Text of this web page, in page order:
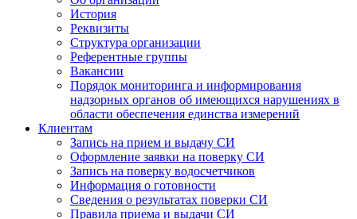
История
Реквизиты
Структура организации
Референтные группы
Вакансии
Порядок мониторинга и информирования
надзорных органов об имеющихся нарушениях в
области обеспечения единства измерений
Клиентам
Запись на прием и выдачу СИ
Оформление заявки на поверку СИ
Запись на поверку водосчетчиков
Информация о готовности
Сведения о результатах поверки СИ
Правила приема и выдачи СИ